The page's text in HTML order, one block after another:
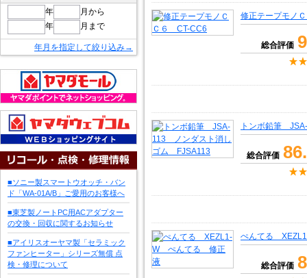
年
月から
年
月まで
年月を指定して絞り込み→
■ソニー製スマートウオッチ・バン
ド「WA-01A/B」ご愛用のお客様へ
■東芝製ノートPC用ACアダプター
の交換・回収に関するお知らせ
■アイリスオーヤマ製「セラミック
ファンヒーター」シリーズ無償 点
検・修理について
修正テープモノ
総合評価
トンボ鉛筆
総合評価
ぺんてる
総合評価